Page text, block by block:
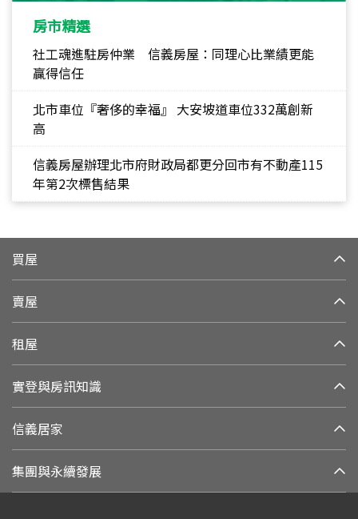
房市精選
社工魂進駐房仲業 信義房屋：同理心比業績更能
贏得信任
北市車位『奢侈的幸福』 大安坡道車位332萬創新
高
信義房屋辦理北市府財政局都更分回市有不動產115
年第2次標售結果
買屋
賣屋
租屋
實登與房訊知識
信義居家
集團與永續發展